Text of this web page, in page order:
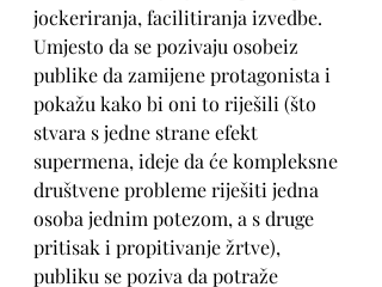
jockeriranja, facilitiranja izvedbe.
Umjesto da se pozivaju osobeiz
publike da zamijene protagonista i
pokažu kako bi oni to riješili (što
stvara s jedne strane efekt
supermena, ideje da će kompleksne
društvene probleme riješiti jedna
osoba jednim potezom, a s druge
pritisak i propitivanje žrtve),
publiku se poziva da potraže